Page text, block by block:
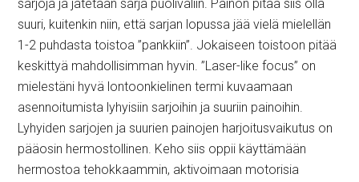
sarjoja ja jätetään sarja puoliväliin. Painon pitää siis olla
suuri, kuitenkin niin, että sarjan lopussa jää vielä mielellän
1-2 puhdasta toistoa ”pankkiin”. Jokaiseen toistoon pitää
keskittyä mahdollisimman hyvin. ”Laser-like focus” on
mielestäni hyvä lontoonkielinen termi kuvaamaan
asennoitumista lyhyisiin sarjoihin ja suuriin painoihin.
Lyhyiden sarjojen ja suurien painojen harjoitusvaikutus on
pääosin hermostollinen. Keho siis oppii käyttämään
hermostoa tehokkaammin, aktivoimaan motorisia